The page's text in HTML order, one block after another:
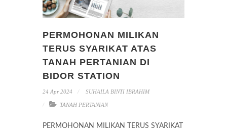
PERMOHONAN MILIKAN
TERUS SYARIKAT ATAS
TANAH PERTANIAN DI
BIDOR STATION
24 Apr 2024 SUHAILA BINTI IBRAHIM
TANAH PERTANIAN
PERMOHONAN MILIKAN TERUS SYARIKAT